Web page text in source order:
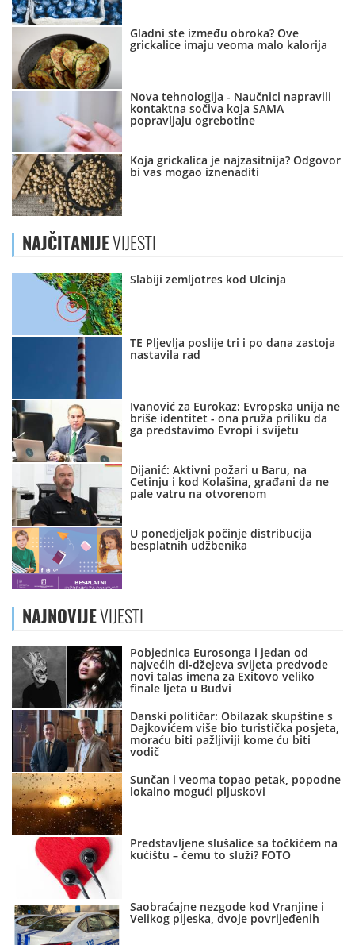
Gladni ste između obroka? Ove
grickalice imaju veoma malo kalorija
Nova tehnologija - Naučnici napravili
kontaktna sočiva koja SAMA
popravljaju ogrebotine
Koja grickalica je najzasitnija? Odgovor
bi vas mogao iznenaditi
NAJČITANIJEVIJESTI
Slabiji zemljotres kod Ulcinja
TE Pljevlja poslije tri i po dana zastoja
nastavila rad
Ivanović za Eurokaz: Evropska unija ne
briše identitet - ona pruža priliku da
ga predstavimo Evropi i svijetu
Dijanić: Aktivni požari u Baru, na
Cetinju i kod Kolašina, građani da ne
pale vatru na otvorenom
U ponedjeljak počinje distribucija
besplatnih udžbenika
NAJNOVIJEVIJESTI
Pobjednica Eurosonga i jedan od
najvećih di-džejeva svijeta predvode
novi talas imena za Exitovo veliko
finale ljeta u Budvi
Danski političar: Obilazak skupštine s
Dajkovićem više bio turistička posjeta,
moraću biti pažljiviji kome ću biti
vodič
Sunčan i veoma topao petak, popodne
lokalno mogući pljuskovi
Predstavljene slušalice sa točkićem na
kućištu – čemu to služi? FOTO
Saobraćajne nezgode kod Vranjine i
Velikog pijeska, dvoje povrijeđenih